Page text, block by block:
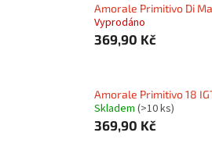
Amorale Primitivo Di
Vyprodáno
369,90 Kč
Amorale Primitivo 18
Skladem (>10 ks)
369,90 Kč